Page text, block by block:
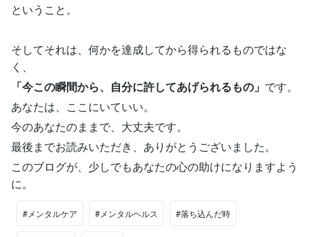
ということ。
そしてそれは、何かを達成してから得られるものではな
く、
「今この瞬間から、自分に許してあげられるもの」 です。
あなたは、ここにいていい。
今のあなたのままで、大丈夫です。
最後までお読みいただき、ありがとうございました。
このブログが、少しでもあなたの心の助けになりますよう
に。
#メンタルケア #メンタルヘルス #落ち込んだ時